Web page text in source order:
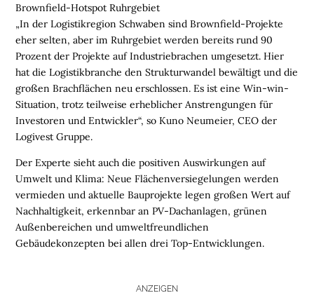
K
R
E
G
I
O
N
E
N
B
R
A
N
C
Brownfield-Hotspot Ruhrgebiet
„In der Logistikregion Schwaben sind Brownfield-Projekte
eher selten, aber im Ruhrgebiet werden bereits rund 90
Prozent der Projekte auf Industriebrachen umgesetzt. Hier
hat die Logistikbranche den Strukturwandel bewältigt und die
großen Brachflächen neu erschlossen. Es ist eine Win-win-
Situation, trotz teilweise erheblicher Anstrengungen für
Investoren und Entwickler“, soKuno Neumeier, CEO der
Logivest Gruppe.
Der Experte sieht auch die positiven Auswirkungen auf
Umwelt und Klima: Neue Flächenversiegelungen werden
vermieden und aktuelle Bauprojekte legen großen Wert auf
Nachhaltigkeit, erkennbar an PV-Dachanlagen, grünen
Außenbereichen und umweltfreundlichen
Gebäudekonzepten bei allen drei Top-Entwicklungen.
ANZEIGEN